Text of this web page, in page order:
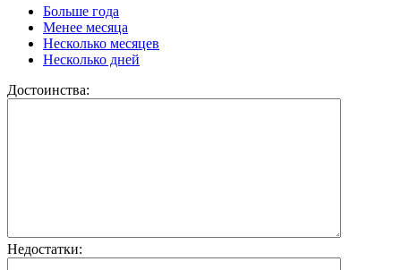
Больше года
Менее месяца
Несколько месяцев
Несколько дней
Достоинства:
Недостатки: